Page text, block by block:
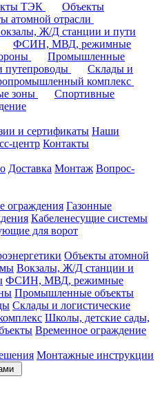
ТЭК
Объекты
атомной отрасли
Ж/Д станции и пути
ФСИН, МВД, режимные
Промышленные
путепроводы
Склады и
комплекс
зоны
Спортивные
и сертификаты Наши
центр Контакты
Доставка Монтаж Вопрос-
ограждения Газонные
Кабеленесущие системы
для ворот
Объекты атомной
Вокзалы, Ж/Д станции и
ФСИН, МВД, режимные
Промышленные объекты
Склады и логистические
Школы, детские сады,
Временное ограждение
Монтажные инструкции